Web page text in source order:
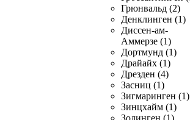
Грюнвальд (2)
Денклинген (1)
Диссен-ам-
Аммерзе (1)
Дортмунд (1)
Драйайх (1)
Дрезден (4)
Засниц (1)
Зигмаринген (1)
Зинцхайм (1)
Золинген (1)